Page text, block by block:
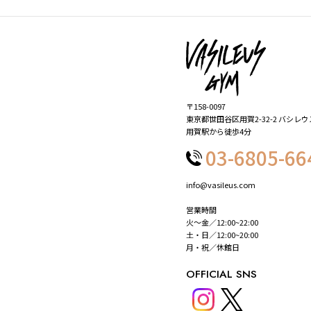
〒158-0097
東京都世田谷区用賀2-32-2 バシレ
用賀駅から徒歩4分
03-6805-
info@vasileus.com
営業時間
火～金／12:00~22:00
土・日／12:00~20:00
月・祝／休館日
OFFICIAL SNS